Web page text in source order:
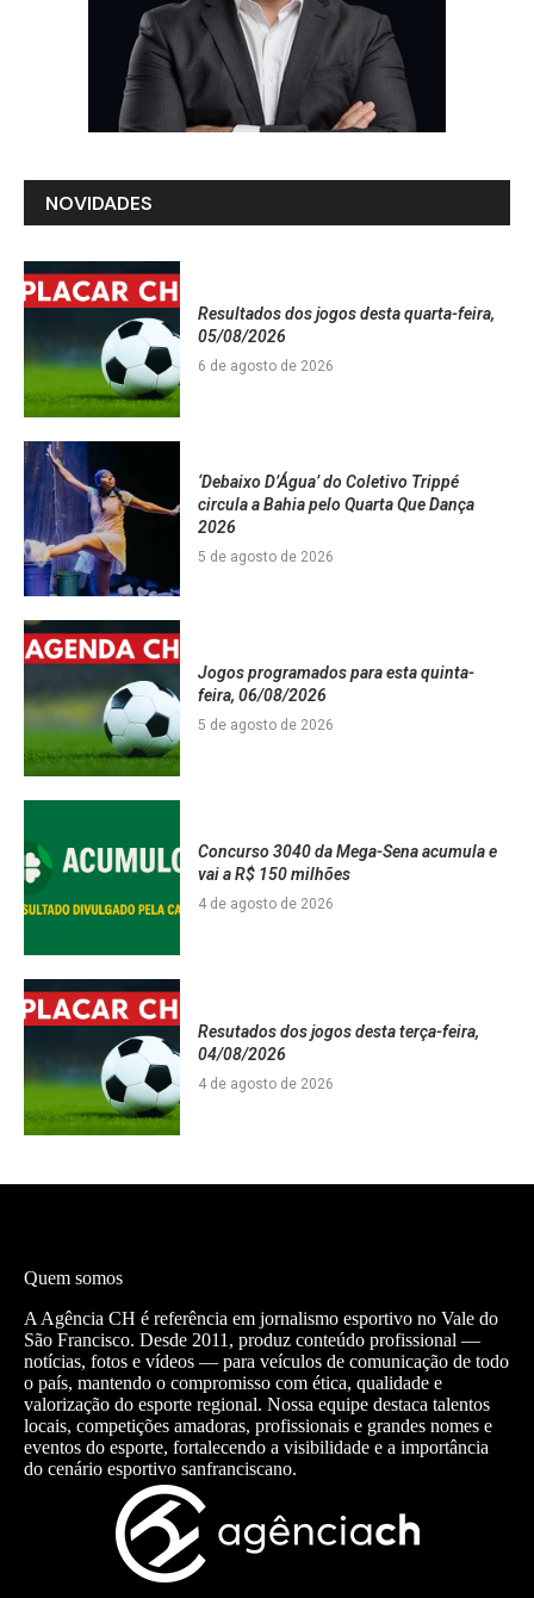
NOVIDADES
Resultados dos jogos desta quarta-feira,
05/08/2026
6 de agosto de 2026
‘Debaixo D’Água’ do Coletivo Trippé
circula a Bahia pelo Quarta Que Dança
2026
5 de agosto de 2026
Jogos programados para esta quinta-
feira, 06/08/2026
5 de agosto de 2026
Concurso 3040 da Mega-Sena acumula e
vai a R$ 150 milhões
4 de agosto de 2026
Resutados dos jogos desta terça-feira,
04/08/2026
4 de agosto de 2026
Quem somos
A Agência CH é referência em jornalismo esportivo no Vale do
São Francisco. Desde 2011, produz conteúdo profissional —
notícias, fotos e vídeos — para veículos de comunicação de todo
o país, mantendo o compromisso com ética, qualidade e
valorização do esporte regional. Nossa equipe destaca talentos
locais, competições amadoras, profissionais e grandes nomes e
eventos do esporte, fortalecendo a visibilidade e a importância
do cenário esportivo sanfranciscano.